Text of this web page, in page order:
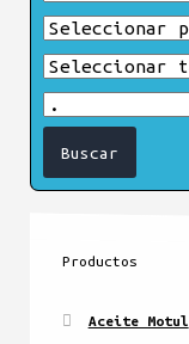
Productos
Aceite Motul